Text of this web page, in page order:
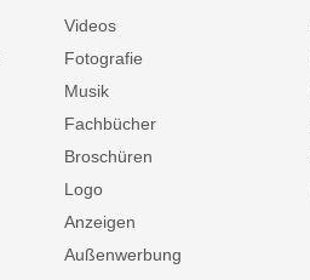
Videos
Fotografie
Musik
Fachbücher
Broschüren
Logo
Anzeigen
Außenwerbung